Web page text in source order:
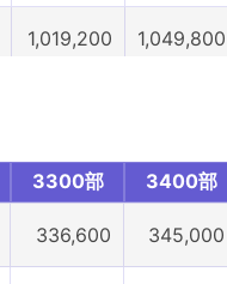
1,019,200 1,049,800
1,199,900 1,236,600
1,283,600 1,323,200
3300部 3400部
336,600 345,000